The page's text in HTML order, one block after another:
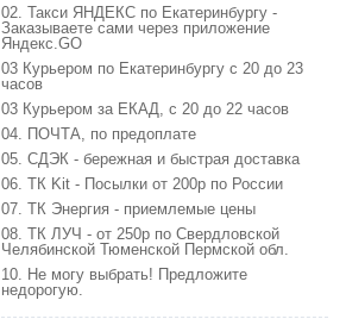
02. Такси ЯНДЕКС по Екатеринбургу -
Заказываете сами через приложение
Яндекс.GO
03 Курьером по Екатеринбургу с 20 до 23
часов
03 Курьером за ЕКАД, с 20 до 22 часов
04. ПОЧТА, по предоплате
05. СДЭК - бережная и быстрая доставка
06. ТК Kit - Посылки от 200р по России
07. ТК Энергия - приемлемые цены
08. ТК ЛУЧ - от 250р по Свердловской
Челябинской Тюменской Пермской обл.
10. Не могу выбрать! Предложите
недорогую.